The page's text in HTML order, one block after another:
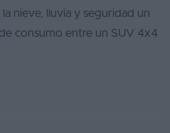
nieve, lluvia y seguridad un
consumo entre un SUV 4x4